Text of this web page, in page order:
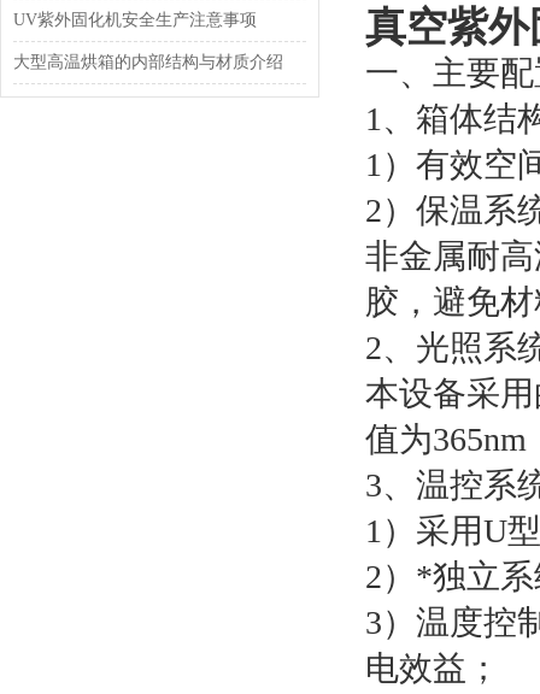
UV紫外固化机安全生产注意事项
大型高温烘箱的内部结构与材质介绍
真空紫外
一、主要
1、箱体结
1）有效空
2）保温系
非金属耐
胶，避免
2、光照系
本设备采
值为
3、温控系
1）采用U
2）*独立
3）温度控
电效益；